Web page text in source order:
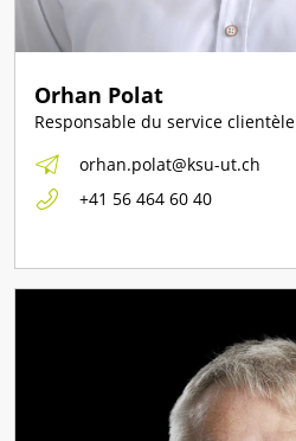
Orhan Polat
Responsable du service clientèle
orhan.polat@ksu-ut.ch
+41 56 464 60 40